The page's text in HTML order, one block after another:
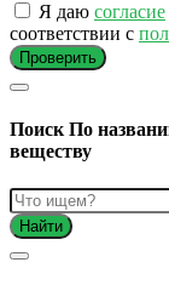
Я даю согласие
соответствии с
Проверить
Поиск По
веществу
Найти